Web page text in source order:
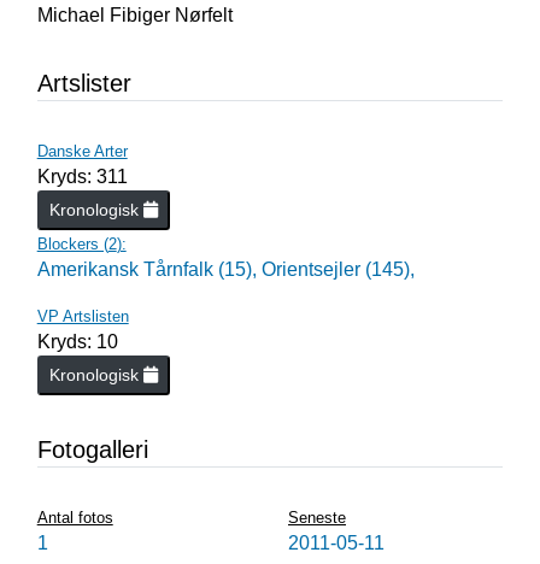
Michael Fibiger Nørfelt
Artslister
Danske Arter
Kryds: 311
Kronologisk
Blockers (2):
Amerikansk Tårnfalk (15), Orientsejler (145),
VP Artslisten
Kryds: 10
Kronologisk
Fotogalleri
Antal fotos
1
Seneste
2011-05-11